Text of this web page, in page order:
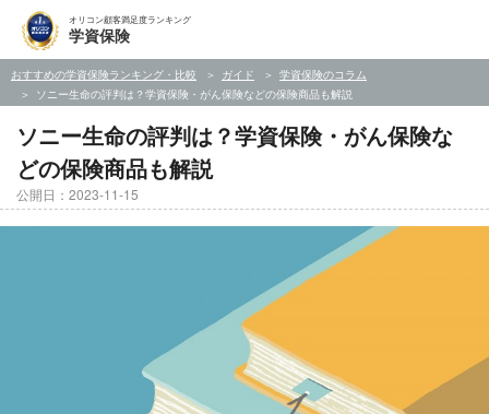
オリコン顧客満足度ランキング
学資保険
おすすめの学資保険ランキング・比較 ガイド
学資保険のコラム
ソニー生命の評判は？学資保険・がん保険などの保険商品も解説
ソニー生命の評判は？学資保険・がん保険な
どの保険商品も解説
公開日：2023-11-15